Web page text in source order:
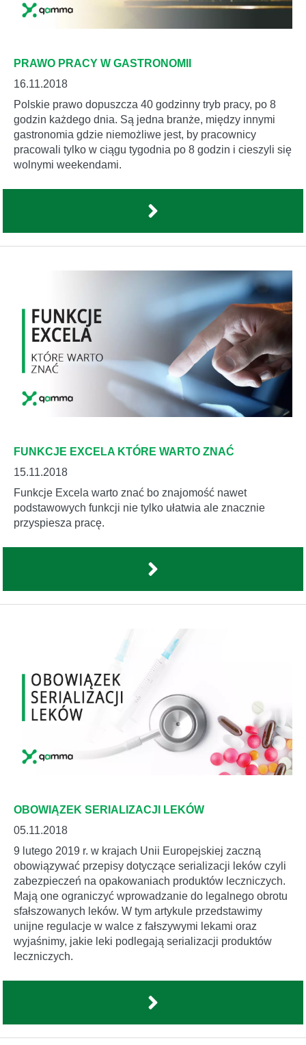
PRAWO PRACY W GASTRONOMII
16.11.2018
Polskie prawo dopuszcza 40 godzinny tryb pracy, po 8
godzin każdego dnia. Są jedna branże, między innymi
gastronomia gdzie niemożliwe jest, by pracownicy
pracowali tylko w ciągu tygodnia po 8 godzin i cieszyli się
wolnymi weekendami.
FUNKCJE EXCELA KTÓRE WARTO ZNAĆ
15.11.2018
Funkcje Excela warto znać bo znajomość nawet
podstawowych funkcji nie tylko ułatwia ale znacznie
przyspiesza pracę.
OBOWIĄZEK SERIALIZACJI LEKÓW
05.11.2018
9 lutego 2019 r. w krajach Unii Europejskiej zaczną
obowiązywać przepisy dotyczące serializacji leków czyli
zabezpieczeń na opakowaniach produktów leczniczych.
Mają one ograniczyć wprowadzanie do legalnego obrotu
sfałszowanych leków. W tym artykule przedstawimy
unijne regulacje w walce z fałszywymi lekami oraz
wyjaśnimy, jakie leki podlegają serializacji produktów
leczniczych.